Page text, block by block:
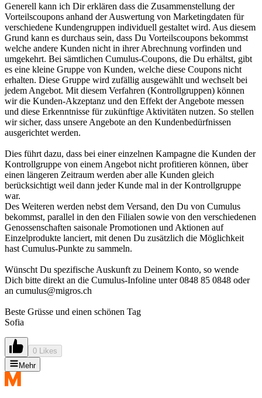
Generell kann ich Dir erklären dass die Zusammenstellung der
Vorteilscoupons anhand der Auswertung von Marketingdaten für
verschiedene Kundengruppen individuell gestaltet wird. Aus diesem
Grund kann es durchaus sein, dass Du Vorteilscoupons bekommst
welche andere Kunden nicht in ihrer Abrechnung vorfinden und
umgekehrt. Bei sämtlichen Cumulus-Coupons, die Du erhältst, gibt
es eine kleine Gruppe von Kunden, welche diese Coupons nicht
erhalten. Diese Gruppe wird zufällig ausgewählt und wechselt bei
jedem Angebot. Mit diesem Verfahren (Kontrollgruppen) können
wir die Kunden-Akzeptanz und den Effekt der Angebote messen
und diese Erkenntnisse für zukünftige Aktivitäten nutzen. So stellen
wir sicher, dass unsere Angebote an den Kundenbedürfnissen
ausgerichtet werden.
Dies führt dazu, dass bei einer einzelnen Kampagne die Kunden der
Kontrollgruppe von einem Angebot nicht profitieren können, über
einen längeren Zeitraum werden aber alle Kunden gleich
berücksichtigt weil dann jeder Kunde mal in der Kontrollgruppe
war.
Des Weiteren werden nebst dem Versand, den Du von Cumulus
bekommst, parallel in den den Filialen sowie von den verschiedenen
Genossenschaften saisonale Promotionen und Aktionen auf
Einzelprodukte lanciert, mit denen Du zusätzlich die Möglichkeit
hast Cumulus-Punkte zu sammeln.
Wünscht Du spezifische Auskunft zu Deinem Konto, so wende
Dich bitte direkt an die Cumulus-Infoline unter 0848 85 0848 oder
an cumulus@migros.ch
Beste Grüsse und einen schönen Tag
Sofia
0 Likes
Mehr